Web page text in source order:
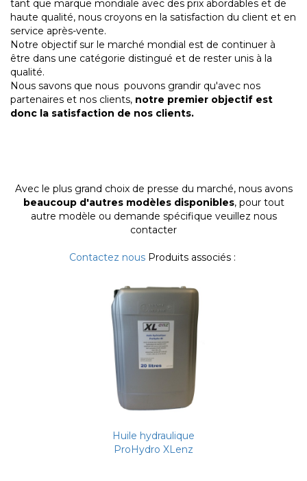
tant que marque mondiale avec des prix abordables et de
haute qualité, nous croyons en la satisfaction du client et en
service après-vente.
Notre objectif sur le marché mondial est de continuer à
être dans une catégorie distingué et de rester unis à la
qualité.
Nous savons que nous pouvons grandir qu'avec nos
partenaires et nos clients, notre premier objectif est
donc la satisfaction de nos clients.
Avec le plus grand choix de presse du marché, nous avons
beaucoup d'autres modèles disponibles, pour tout
autre modèle ou demande spécifique veuillez nous
contacter
Contactez nous Produits associés :
Huile hydraulique
ProHydro XLenz